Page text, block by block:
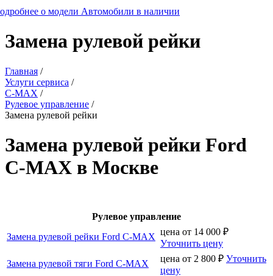
о модели Автомобили в наличии
Замена рулевой рейки
Главная /
Услуги сервиса /
C-MAX /
Рулевое управление /
Замена рулевой рейки
Замена рулевой рейки Ford
C-MAX в Москве
Рулевое управление
Замена рулевой рейки Ford C-MAX цена от 14 000 ₽
Уточнить цену
Замена рулевой тяги Ford C-MAX
цена от 2 800 ₽ Уточнить
цену